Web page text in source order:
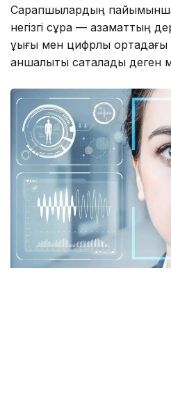
Сарапшылардың
негізгі сұрақ — азаматтың
құқығы мен цифрлық ортадағы
қаншалықты сақталады деген